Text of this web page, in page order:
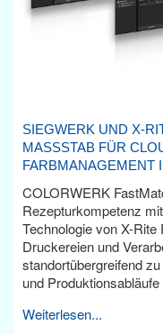
SIEGWERK UND X-
MASSSTAB FÜR
ARBMANAGEMENT
COLORWERK
Rezepturkompetenz
Technologie von X-
Druckereien und
standortübergreifend
und
Weiterlesen...